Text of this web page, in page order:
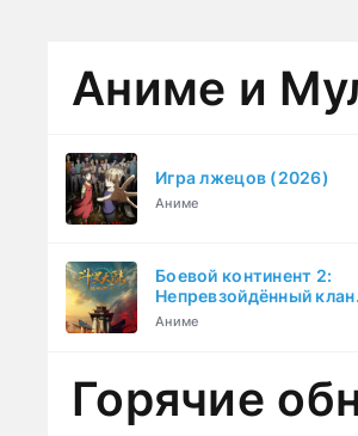
Аниме и
Игра лжецов (2026)
Аниме
Боевой континент 2:
Непревзойдённый клан
Тан (2023)
Аниме
Горячие